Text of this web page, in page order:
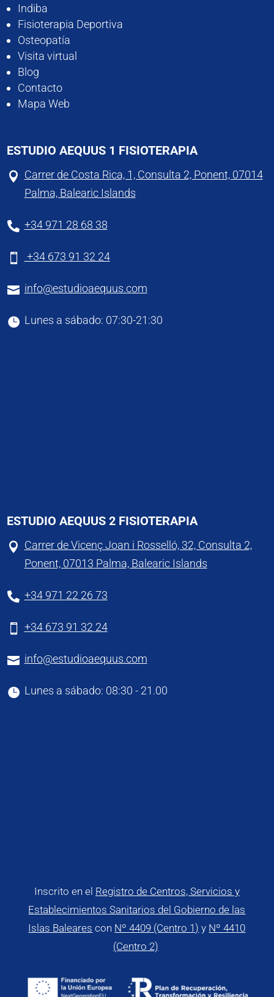
Indiba
Fisioterapia Deportiva
Osteopatía
Visita virtual
Blog
Contacto
Mapa Web
ESTUDIO AEQUUS 1 FISIOTERAPIA
 Carrer de Costa Rica, 1, Consulta 2, Ponent, 07014
Palma, Balearic Islands
 +34 971 28 68 38
 +34 673 91 32 24
 info@estudioaequus.com
 Lunes a sábado: 07:30-21:30
ESTUDIO AEQUUS 2 FISIOTERAPIA
 Carrer de Vicenç Joan i Rosselló, 32, Consulta 2,
Ponent, 07013 Palma, Balearic Islands
 +34 971 22 26 73
 +34 673 91 32 24
 info@estudioaequus.com
 Lunes a sábado: 08:30 - 21.00
Inscrito en el Registro de Centros, Servicios y
Establecimientos Sanitarios del Gobierno de las
Islas Baleares con Nº 4409 (Centro 1) y Nº 4410
(Centro 2)